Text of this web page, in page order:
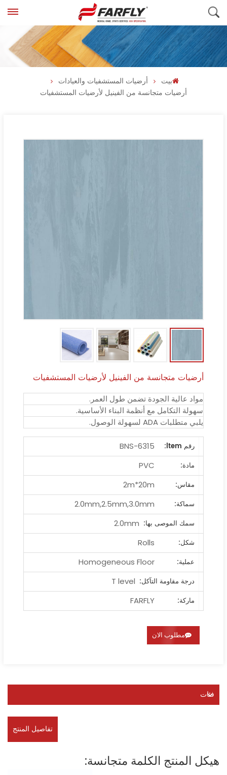
بيت
أرضيات المستشفيات والعيادات
أرضيات متجانسة من الفينيل لأرضيات المستشفيات
أرضيات متجانسة من الفينيل لأرضيات المستشفيات
مواد عالية الجودة تضمن طول العمر.
سهولة التكامل مع أنظمة البناء الأساسية.
يلبي متطلبات ADA لسهولة الوصول.
رقم ltem:
BNS-6315
مادة:
PVC
مقاس:
2m*20m
سماكة:
2.0mm,2.5mm,3.0mm
سمك الموصى بها: 2.0mm
شكل:
Rolls
عملية:
Homogeneous Floor
درجة مقاومة التآكل: T level
ماركة:
FARFLY
مطلوب الان
فئات
تفاصيل المنتج
هيكل المنتج الكلمة متجانسة: